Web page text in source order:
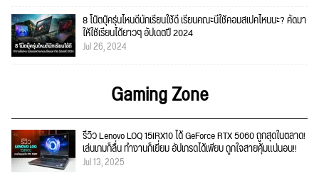
8 โน๊ตบุ๊ครุ่นไหนดีนักเรียนใช้ดี เรียนคณะนี้ใช้คอมสเปคไหนนะ? คัดมา
ให้ใช้เรียนได้ยาวๆ อัปเดตปี 2024
Jul 26, 2024
Gaming Zone
รีวิว Lenovo LOQ 15IRX10 ได้ GeForce RTX 5060 ถูกสุดในตลาด!
เล่นเกมก็ลื่น ทำงานก็เยี่ยม อัปเกรดได้เพียบ ถูกใจสายคุ้มแน่นอน!!
Jul 13, 2025